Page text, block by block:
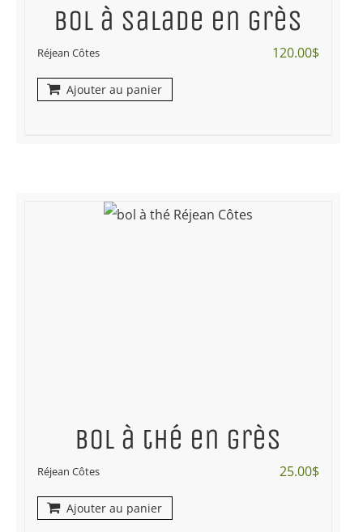
Bol à salade en grès
Réjean Côtes 120.00$
Ajouter au panier
Bol à thé en grès
Réjean Côtes 25.00$
Ajouter au panier